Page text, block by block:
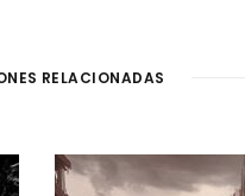
RELACIONADAS